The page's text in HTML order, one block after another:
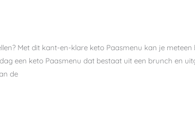
Met dit kant-en-klare keto Paasmenu kan je
een keto Paasmenu dat bestaat uit een brunch en
de